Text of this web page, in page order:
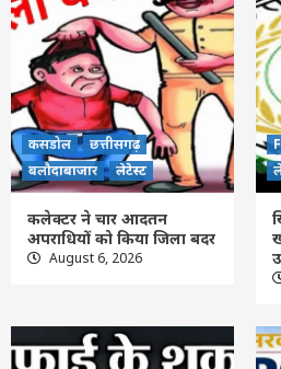
7
Feature छत्तीसगढ़ रायपुर
मुख्यमंत्री विष्णुदेव
लगाया पीपल का
शुभारंभ
कसडोल छत्तीसगढ़
कलेक्टर ने चार आदतन
बदर
2
Feature
खिलाड़ियों का लंबा
कसडोल
छत्तीसगढ़
बलौदाबाजार
लेटेस्ट
कलेक्टर ने चार आदतन
अपराधियों को किया जिला बदर
August 6, 2026